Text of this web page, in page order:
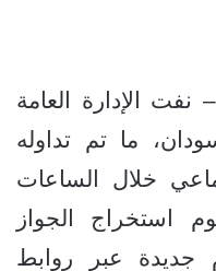
الإدارة العامة
ما تم تداوله
خلال الساعات
استخراج الجواز
جديدة عبر روابط